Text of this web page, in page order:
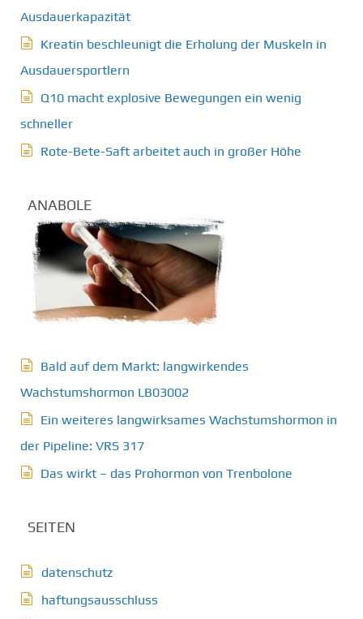
Ausdauerkapazität
Kreatin beschleunigt die Erholung der Muskeln in
Ausdauersportlern
Q10 macht explosive Bewegungen ein wenig
schneller
Rote-Bete-Saft arbeitet auch in großer Höhe
ANABOLE
Bald auf dem Markt: langwirkendes
Wachstumshormon LB03002
Ein weiteres langwirksames Wachstumshormon in
der Pipeline: VRS 317
Das wirkt – das Prohormon von Trenbolone
SEITEN
datenschutz
haftungsausschluss